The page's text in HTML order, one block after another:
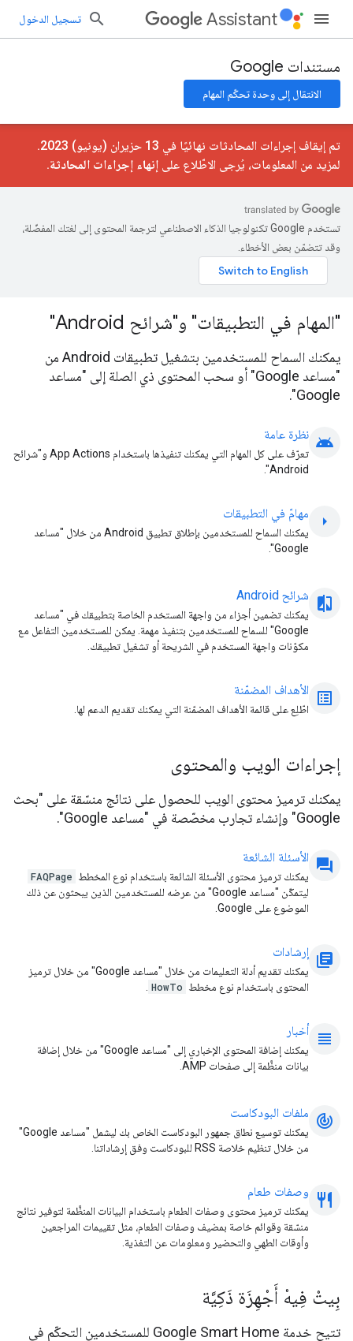
Assistant تسجيل الدخول
مستندات Google
الانتقال إلى وحدة تحكّم المهام
تم إيقاف إجراءات المحادثات نهائيًا في 13 حزيران (يونيو) 2023.
لمزيد من المعلومات، يُرجى الاطّلاع على إنهاء إجراءات المحادثة.
تستخدم Google تكنولوجيا الذكاء الاصطناعي لترجمة المحتوى إلى لغتك المفضّلة،
وقد تتضمّن بعض الأخطاء.
"المهام في التطبيقات" و"شرائح Android"
يمكنك السماح للمستخدمين بتشغيل تطبيقات Android من
"مساعد Google" أو سحب المحتوى ذي الصلة إلى "مساعد
Google".
android نظرة عامة
تعرّف على كل المهام التي يمكنك تنفيذها باستخدام App Actions و"شرائح
Android".
arrow_right مهامّ في التطبيقات
يمكنك السماح للمستخدمين بإطلاق تطبيق Android من خلال "مساعد
Google".
شرائح Android
يمكنك تضمين أجزاء من واجهة المستخدم الخاصة بتطبيقك في "مساعد
Google" للسماح للمستخدمين بتنفيذ مهمة. يمكن للمستخدمين التفاعل مع
مكوّنات واجهة المستخدم في الشريحة أو تشغيل تطبيقك.
list_alt الأهداف المضمّنة
اطّلِع على قائمة الأهداف المضمّنة التي يمكنك تقديم الدعم لها.
إجراءات الويب والمحتوى
يمكنك ترميز محتوى الويب للحصول على نتائج منسّقة على "بحث
Google" وإنشاء تجارب مخصّصة في "مساعد Google".
question_answer الأسئلة الشائعة
يمكنك ترميز محتوى الأسئلة الشائعة باستخدام نوع المخطط FAQPage
ليتمكّن "مساعد Google" من عرضه للمستخدمين الذين يبحثون عن ذلك
الموضوع على Google.
library_books إرشادات
يمكنك تقديم أدلة التعليمات من خلال "مساعد Google" من خلال ترميز
المحتوى باستخدام نوع مخطط HowTo
view_headline أخبار
يمكنك إضافة المحتوى الإخباري إلى "مساعد Google" من خلال إضافة
بيانات منظَّمة إلى صفحات AMP.
track_changes ملفات البودكاست
يمكنك توسيع نطاق جمهور البودكاست الخاص بك ليشمل "مساعد Google"
من خلال تنظيم خلاصة RSS للبودكاست وفق إرشاداتنا.
وصفات طعام
يمكنك ترميز محتوى وصفات الطعام باستخدام البيانات المنظَّمة لتوفير نتائج
منسّقة وقوائم خاصة بمضيف وصفات الطعام، مثل تقييمات المراجعين
وأوقات الطهي والتحضير ومعلومات عن التغذية.
بِيتْ فِيهْ أَجْهِزَة ذَكِيَّة
تتيح خدمة Google Smart Home للمستخدمين التحكّم في